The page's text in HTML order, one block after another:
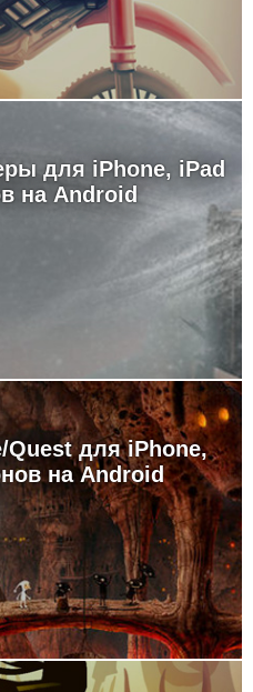
для iPhone, iPad
на Android
для iPhone,
на Android